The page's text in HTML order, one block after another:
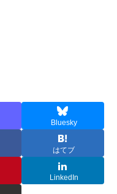
Bluesky
はてブ
LinkedIn